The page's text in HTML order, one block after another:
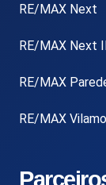
RE/MAX Next
RE/MAX Next
RE/MAX
RE/MAX